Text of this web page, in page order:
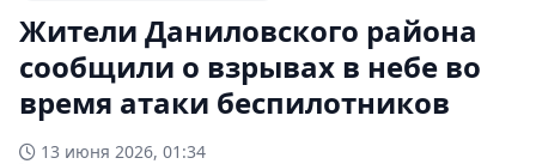
Жители Даниловского района
сообщили о взрывах в небе во
время атаки беспилотников
13 июня 2026, 01:34